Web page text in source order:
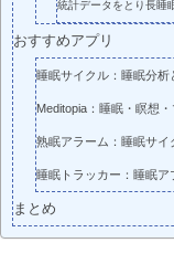
統計データをとり長睡
おすすめアプリ
睡眠サイクル：睡眠分
Meditopia：睡眠・瞑想
熟眠アラーム：睡眠サイ
睡眠トラッカー：睡眠
まとめ